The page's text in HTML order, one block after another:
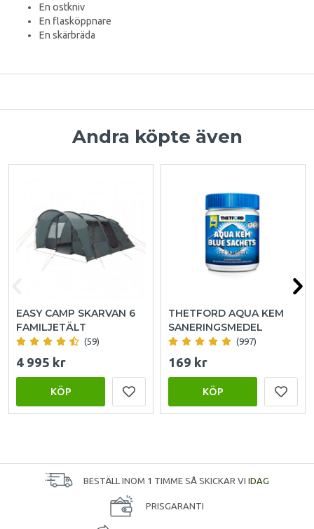
En ostkniv
En flasköppnare
En skärbräda
Andra köpte även
EASY CAMP SKARVAN 6
FAMILJETÄLT
(59)
4 995 kr
KÖP
THETFORD AQUA KEM
SANERINGSMEDEL
(997)
169 kr
KÖP
BESTÄLL INOM 1 TIMME SÅ SKICKAR VI IDAG
PRISGARANTI